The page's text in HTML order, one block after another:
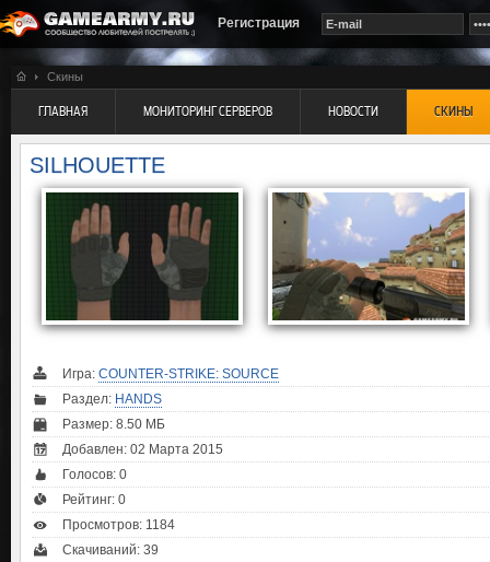
Регистрация
Скины
ГЛАВНАЯ МОНИТОРИНГ СЕРВЕРОВ НОВОСТИ СКИНЫ
SILHOUETTE
Игра: COUNTER-STRIKE: SOURCE
Раздел: HANDS
Размер: 8.50 МБ
Добавлен: 02 Марта 2015
Голосов: 0
Рейтинг: 0
Просмотров: 1184
Скачиваний: 39